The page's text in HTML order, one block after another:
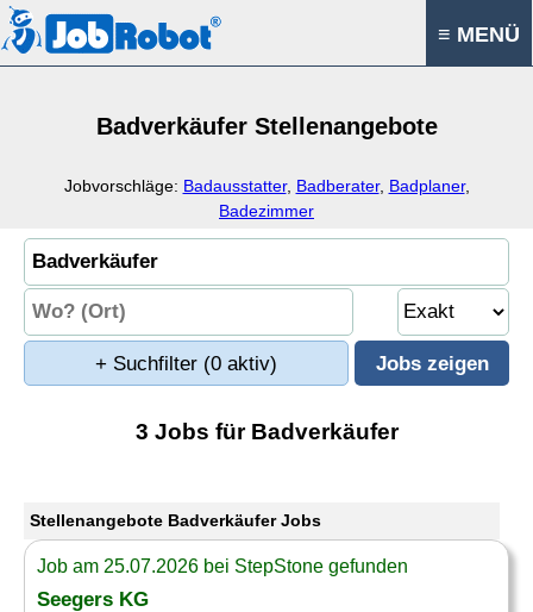
≡ MENÜ
Badverkäufer Stellenangebote
Jobvorschläge: Badausstatter, Badberater, Badplaner,
Badezimmer
+ Suchfilter (0 aktiv)
3 Jobs für Badverkäufer
Stellenangebote Badverkäufer Jobs
Job am 25.07.2026 bei StepStone gefunden
Seegers KG